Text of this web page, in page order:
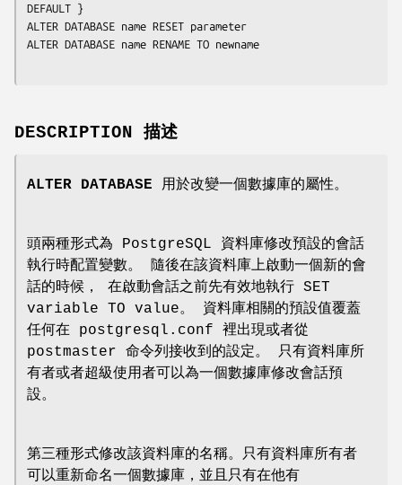
DEFAULT }
ALTER DATABASE name RESET parameter
ALTER DATABASE name RENAME TO newname
DESCRIPTION 描述
ALTER DATABASE 用於改變一個數據庫的屬性。
頭兩種形式為 PostgreSQL 資料庫修改預設的會話
執行時配置變數。 隨後在該資料庫上啟動一個新的會
話的時候， 在啟動會話之前先有效地執行 SET
variable TO value。 資料庫相關的預設值覆蓋
任何在 postgresql.conf 裡出現或者從
postmaster 命令列接收到的設定。 只有資料庫所
有者或者超級使用者可以為一個數據庫修改會話預
設。
第三種形式修改該資料庫的名稱。只有資料庫所有者
可以重新命名一個數據庫，並且只有在他有